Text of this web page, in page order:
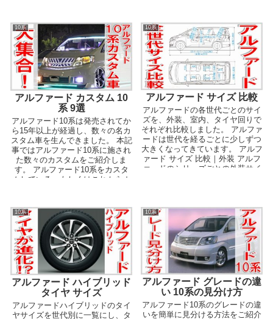
10系
アルファード カスタム 10
系 9選
アルファード10系は発売されてか
ら15年以上が経過し、数々の名カ
スタム車を生んできました。 本記
事ではアルファード10系に施され
た数々のカスタムをご紹介しま
す。 アルファード10系をカスタ
ムしている、もしくはこれからカ
10系
アルファード サイズ 比較
アルファードの各世代ごとのサイ
ズを、外装、室内、タイヤ回りで
それぞれ比較しました。 アルファ
ードは世代を経るごとに少しずつ
大きくなってきています。 アルフ
ァード サイズ 比較｜外装 アルフ
ァードのシリーズごとの外装サイ
10系
アルファード ハイブリッド
タイヤ サイズ
アルファードハイブリッドのタイ
ヤサイズを世代別に一覧にし、タ
10系
アルファード グレードの違
い 10系の見分け方
アルファード10系のグレードの違
いを簡単に見分ける方法をご紹介